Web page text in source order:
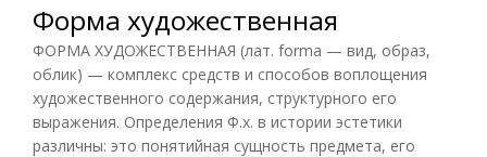
Форма художественная
ФОРМА ХУДОЖЕСТВЕННАЯ (лат. forma — вид, образ,
облик) — комплекс средств и способов воплощения
художественного содержания, структурного его
выражения. Определения Ф.х. в истории эстетики
различны: это понятийная сущность предмета, его